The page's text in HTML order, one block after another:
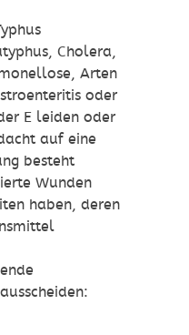
Cholera,
Arten
oder
E leiden oder
auf eine
besteht
Wunden
haben, deren